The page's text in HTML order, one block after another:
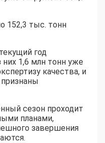
152,3 тыс. тонн
год
них 1,6 млн тонн уже
качества, и
сезон проходит
планами,
завершения